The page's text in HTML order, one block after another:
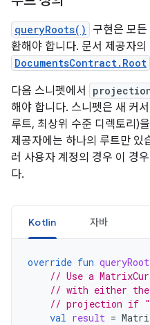
queryRoots() 구현은 모
환해야 합니다. 문서 제공자의
DocumentsContract.Root
다음 스니펫에서
해야 합니다. 스니펫은 새 커
루트, 최상위 수준 디렉토리)
제공자에는 하나의 루트만 있
러 사용자 계정의 경우 이 경
다.
Kotlin 자바
override fun
// Use a
// with either
// projection if
val result =